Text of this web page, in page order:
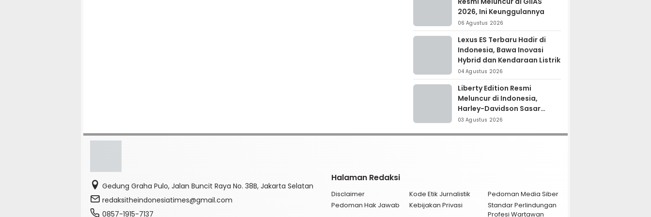
2026, Ini Keunggulannya
06 Agustus 2026
Lexus ES Terbaru Hadir di
Indonesia, Bawa Inovasi
Hybrid dan Kendaraan Listrik
04 Agustus 2026
Liberty Edition Resmi
Meluncur di Indonesia,
Harley-Davidson Sasar
Kolektor Motor Premium
03 Agustus 2026
Gedung Graha Pulo, Jalan Buncit Raya No. 38B, Jakarta Selatan
redaksitheindonesiatimes@gmail.com
0857-1915-7137
Halaman Redaksi
Disclaimer Kode Etik Jurnalistik
Pedoman Media Siber
Pedoman Hak Jawab
Kebijakan Privasi
Standar Perlindungan
Profesi Wartawan